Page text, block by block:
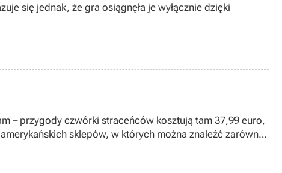
się jednak, że gra osiągnęła je wyłącznie dzięki
– przygody czwórki straceńców kosztują tam 37,99 euro,
sklepów, w których można znaleźć zarówno